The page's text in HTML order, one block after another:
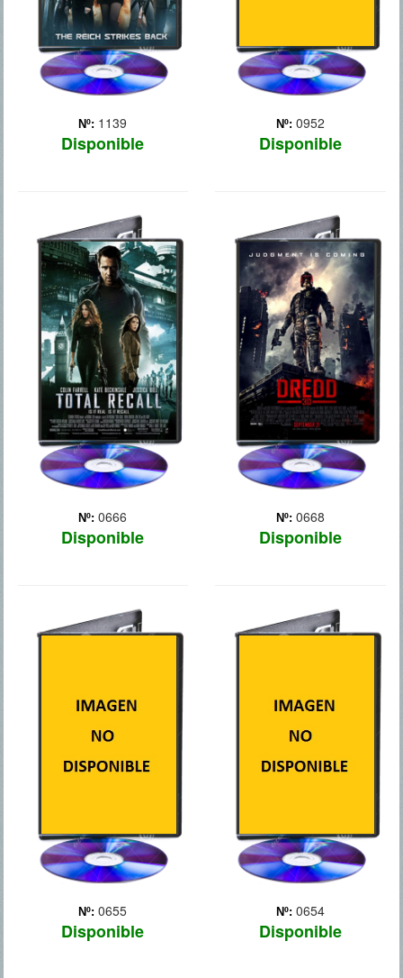
Nº: 1139
Disponible
Nº: 0952
Disponible
Nº: 0666
Disponible
DESAFIO
TOTAL 2012
Nº: 0668
Disponible
DREDD
Nº: 0655
Disponible
Nº: 0654
Disponible